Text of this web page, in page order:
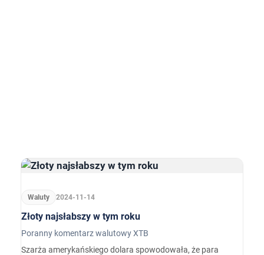
Waluty 2024-11-14
Złoty najsłabszy w tym roku
Poranny komentarz walutowy XTB
Szarża amerykańskiego dolara spowodowała, że para